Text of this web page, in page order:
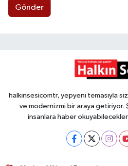
Gönder
halkinsesicomtr, yepyeni temasıyla
ve modernizmi bir araya getiriyor.
insanlara haber